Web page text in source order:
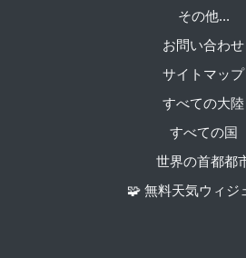
その他...
お問い合わせ
サイトマップ
すべての大陸
すべての国
世界の首都都
🧩 無料天気ウィジ